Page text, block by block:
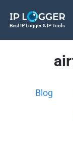
Best IP Logger & IP Tools
Blog